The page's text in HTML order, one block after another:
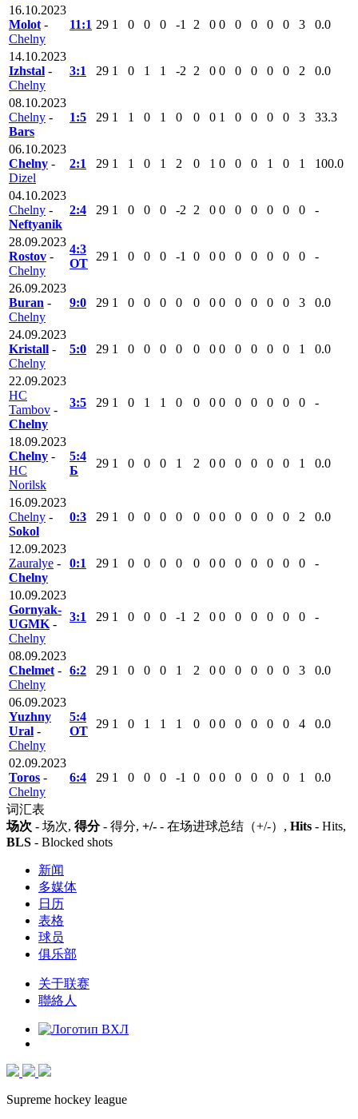
16.10.2023
Molot -
Chelny
11:1 29 1 0 0 0 -1 2 0 0 0 0 0 0 3 0.0
14.10.2023
Izhstal -
Chelny
3:1 29 1 0 1 1 -2 2 0 0 0 0 0 0 2 0.0
08.10.2023
Chelny -
Bars
1:5 29 1 1 0 1 0 0 0 1 0 0 0 0 3 33.3
06.10.2023
Chelny -
Dizel
2:1 29 1 1 0 1 2 0 1 0 0 0 1 0 1 100.0
04.10.2023
Chelny -
Neftyanik
2:4 29 1 0 0 0 -2 2 0 0 0 0 0 0 0 -
28.09.2023
Rostov -
Chelny
4:3
ОТ
29 1 0 0 0 -1 0 0 0 0 0 0 0 0 -
26.09.2023
Buran -
Chelny
9:0 29 1 0 0 0 0 0 0 0 0 0 0 0 3 0.0
24.09.2023
Kristall -
Chelny
5:0 29 1 0 0 0 0 0 0 0 0 0 0 0 1 0.0
22.09.2023
HC
Tambov -
Chelny
3:5 29 1 0 1 1 0 0 0 0 0 0 0 0 0 -
18.09.2023
Chelny -
HC
Norilsk
5:4
Б
29 1 0 0 0 1 2 0 0 0 0 0 0 1 0.0
16.09.2023
Chelny -
Sokol
0:3 29 1 0 0 0 0 0 0 0 0 0 0 0 2 0.0
12.09.2023
Zauralye -
Chelny
0:1 29 1 0 0 0 0 0 0 0 0 0 0 0 0 -
10.09.2023
Gornyak-
UGMK -
Chelny
3:1 29 1 0 0 0 -1 2 0 0 0 0 0 0 0 -
08.09.2023
Chelmet -
Chelny
6:2 29 1 0 0 0 1 2 0 0 0 0 0 0 3 0.0
06.09.2023
Yuzhny
Ural -
Chelny
5:4
ОТ
29 1 0 1 1 1 0 0 0 0 0 0 0 4 0.0
02.09.2023
Toros -
Chelny
6:4 29 1 0 0 0 -1 0 0 0 0 0 0 0 1 0.0
词汇表
场次 - 场次, 得分- 得分, +/- - 在场进球总结（+/-）, Hits - Hits,
BLS - Blocked shots
新闻
多媒体
日历
表格
球员
俱乐部
关于联赛
聯絡人
Supreme hockey league